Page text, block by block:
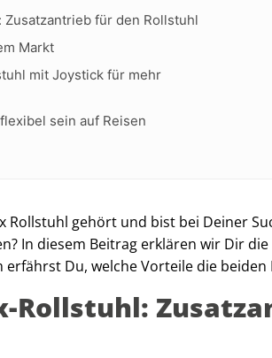
für den Rollstuhl
Markt
mit Joystick für mehr
sein auf Reisen
Rollstuhl gehört und bist bei Deiner
In diesem Beitrag erklären wir Dir
Du, welche Vorteile die
Rollstuhl: